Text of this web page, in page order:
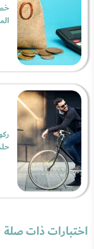
اختبارات ذات صلة